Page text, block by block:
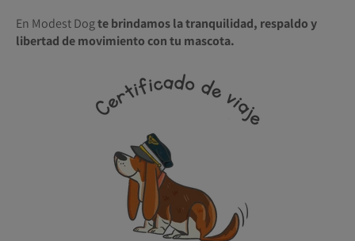
En Modest Dogte brindamos la tranquilidad, respaldo y
libertad de movimiento con tu mascota.